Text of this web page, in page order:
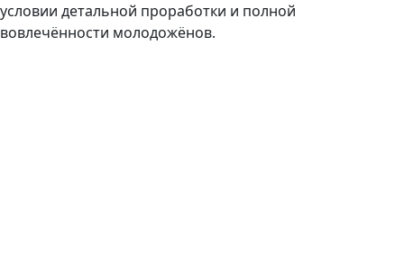
условии детальной проработки и полной
вовлечённости молодожёнов.